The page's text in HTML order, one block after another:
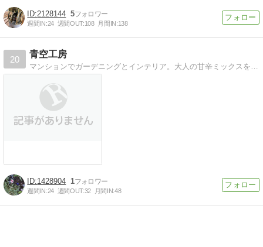
2128144 5
週間IN:24 週間OUT:108 月間IN:138
20
青空工房
1428904 1
週間IN:24 週間OUT:32 月間IN:48